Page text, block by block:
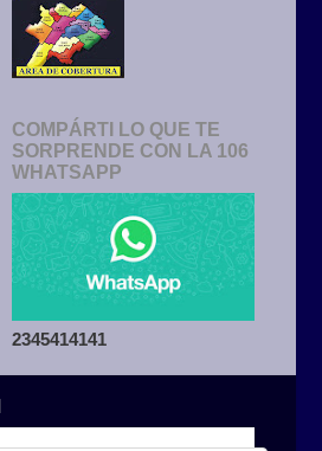
COMPÁRTI LO QUE TE
SORPRENDE CON LA 106
WHATSAPP
2345414141